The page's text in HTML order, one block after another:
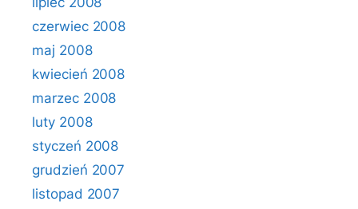
czerwiec 2008
maj 2008
kwiecień 2008
marzec 2008
luty 2008
styczeń 2008
grudzień 2007
listopad 2007